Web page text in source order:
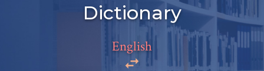
Dictionary
English